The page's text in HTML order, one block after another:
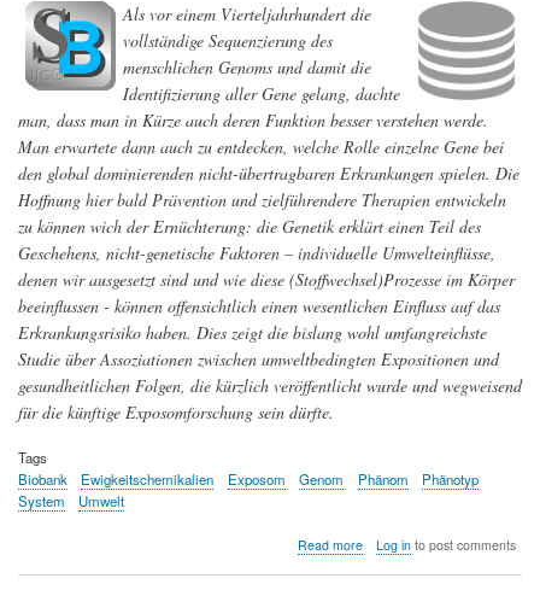
Als vor einem Vierteljahrhundert die
vollständige Sequenzierung des
menschlichen Genoms und damit die
Identifizierung aller Gene gelang, dachte
man, dass man in Kürze auch deren Funktion besser verstehen werde.
Man erwartete dann auch zu entdecken, welche Rolle einzelne Gene bei
den global dominierenden nicht-übertragbaren Erkrankungen spielen. Die
Hoffnung hier bald Prävention und zielführendere Therapien entwickeln
zu können wich der Ernüchterung: die Genetik erklärt einen Teil des
Geschehens, nicht-genetische Faktoren – individuelle Umwelteinflüsse,
denen wir ausgesetzt sind und wie diese (Stoffwechsel)Prozesse im Körper
beeinflussen - können offensichtlich einen wesentlichen Einfluss auf das
Erkrankungsrisiko haben. Dies zeigt die bislang wohl umfangreichste
Studie über Assoziationen zwischen umweltbedingten Expositionen und
gesundheitlichen Folgen, die kürzlich veröffentlicht wurde und wegweisend
für die künftige Exposomforschung sein dürfte.
Tags
Biobank
Ewigkeitschemikalien Exposom Genom Phänom
Phänotyp
System
Umwelt
Read moreabout
Log into post comments